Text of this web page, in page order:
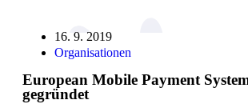
16. 9. 2019
Organisationen
European Mobile Payment
gegründet